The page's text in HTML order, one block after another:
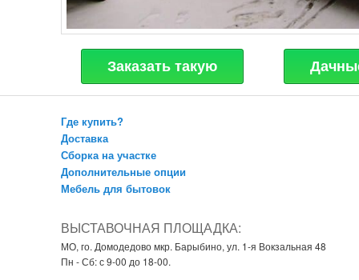
Заказать такую
Где купить?
Доставка
Сборка на участке
Дополнительные опции
Мебель для бытовок
ВЫСТАВОЧНАЯ ПЛОЩАДКА:
МО, го. Домодедово мкр. Барыбино, ул. 1-я Вокзальная 48
Пн - Сб: с 9-00 до 18-00.